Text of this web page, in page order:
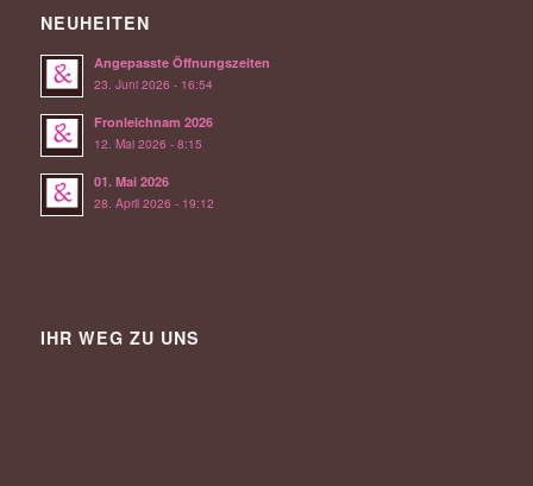
NEUHEITEN
Angepasste Öffnungszeiten
23. Juni 2026 - 16:54
Fronleichnam 2026
12. Mai 2026 - 8:15
01. Mai 2026
28. April 2026 - 19:12
IHR WEG ZU UNS